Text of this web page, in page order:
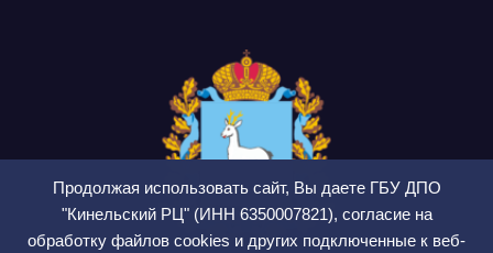
Продолжая использовать сайт, Вы даете ГБУ ДПО
"Кинельский РЦ" (ИНН 6350007821), согласие на
обработку файлов cookies и других подключенные к веб-